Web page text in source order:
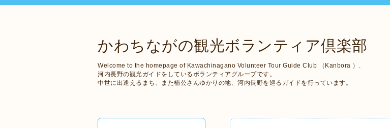
かわちながの観光ボランティア倶楽部
Welcome to the homepage of Kawachinagano Volunteer Tour Guide Club （Kanbora ）.
河内長野の観光ガイドをしているボランティアグループです。
中世に出逢えるまち、また楠公さんゆかりの地、河内長野を巡るガイドを行っています。